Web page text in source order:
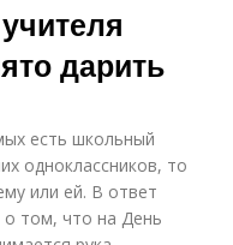
дарить
есть школьный
одноклассников, то
или ей. В ответ
том, что на День